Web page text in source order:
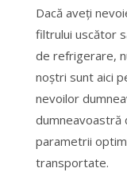
Dacă aveți
filtrului uscător
de refrigerare,
noștri sunt aici
nevoilor
dumneavoastră
parametrii
transportate.